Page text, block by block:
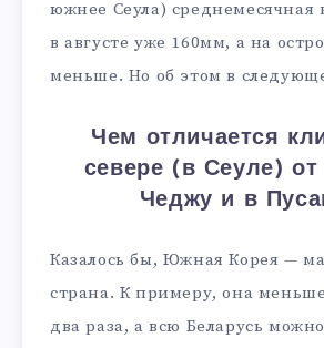
южнее Сеула) среднемесячная
в августе уже 160мм, а на
меньше. Но об этом в
Чем отличается
севере (в Сеуле)
Чеджу и в
Казалось бы, Южная Корея —
страна. К примеру, она
два раза, а всю Беларусь